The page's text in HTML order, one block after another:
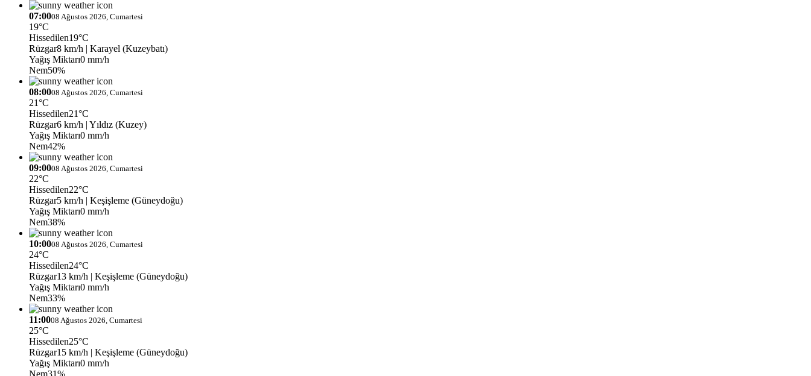
07:0008 Ağustos 2026, Cumartesi
19°C
Hissedilen19°C
Rüzgar8 km/h | Karayel (Kuzeybatı)
Yağış Miktarı0 mm/h
Nem50%
08:0008 Ağustos 2026, Cumartesi
21°C
Hissedilen21°C
Rüzgar6 km/h | Yıldız (Kuzey)
Yağış Miktarı0 mm/h
Nem42%
09:0008 Ağustos 2026, Cumartesi
22°C
Hissedilen22°C
Rüzgar5 km/h | Keşişleme (Güneydoğu)
Yağış Miktarı0 mm/h
Nem38%
10:0008 Ağustos 2026, Cumartesi
24°C
Hissedilen24°C
Rüzgar13 km/h | Keşişleme (Güneydoğu)
Yağış Miktarı0 mm/h
Nem33%
11:0008 Ağustos 2026, Cumartesi
25°C
Hissedilen25°C
Rüzgar15 km/h | Keşişleme (Güneydoğu)
Yağış Miktarı0 mm/h
Nem31%